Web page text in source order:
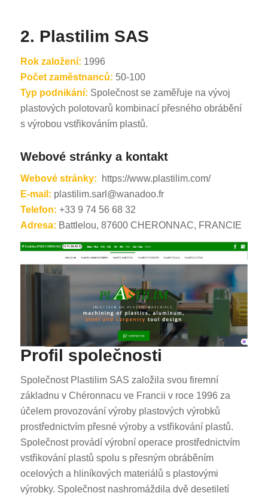
2. Plastilim SAS
Rok založení: 1996
Počet zaměstnanců: 50-100
Typ podnikání: Společnost se zaměřuje na vývoj
plastových polotovarů kombinací přesného obrábění
s výrobou vstřikováním plastů.
Webové stránky a kontakt
Webové stránky:
https://www.plastilim.com/
E-mail: plastilim.sarl@wanadoo.fr
Telefon: +33 9 74 56 68 32
Adresa: Battlelou, 87600 CHERONNAC, FRANCIE
Profil společnosti
Společnost Plastilim SAS založila svou firemní
základnu v Chéronnacu ve Francii v roce 1996 za
účelem provozování výroby plastových výrobků
prostřednictvím přesné výroby a vstřikování plastů.
Společnost provádí výrobní operace prostřednictvím
vstřikování plastů spolu s přesným obráběním
ocelových a hliníkových materiálů s plastovými
výrobky. Společnost nashromáždila dvě desetiletí